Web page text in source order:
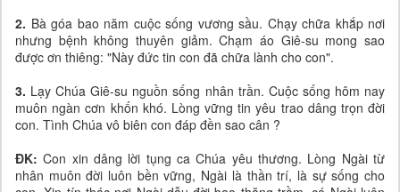
2. Bà góa bao năm cuộc sống vương sầu. Chạy chữa khắp nơi
nhưng bệnh không thuyên giảm. Chạm áo Giê-su mong sao
được ơn thiêng: "Này đức tin con đã chữa lành cho con".
3. Lạy Chúa Giê-su nguồn sống nhân trần. Cuộc sống hôm nay
muôn ngàn cơn khốn khó. Lòng vững tin yêu trao dâng trọn đời
con. Tình Chúa vô biên con đáp đền sao cân ?
ĐK:Con xin dâng lời tụng ca Chúa yêu thương. Lòng Ngài từ
nhân muôn đời luôn bền vững, Ngài là thần trí, là sự sống cho